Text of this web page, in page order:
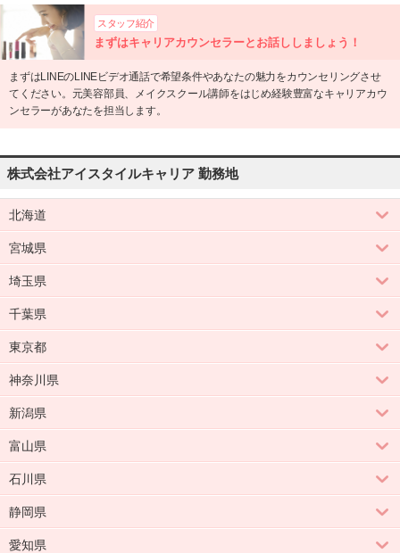
スタッフ紹介
まずはキャリアカウンセラーとお話ししましょう！
まずはLINEのLINEビデオ通話で希望条件やあなたの魅力をカウンセリングさせ
てください。元美容部員、メイクスクール講師をはじめ経験豊富なキャリアカウ
ンセラーがあなたを担当します。
株式会社アイスタイルキャリア 勤務地
北海道
宮城県
埼玉県
千葉県
東京都
神奈川県
新潟県
富山県
石川県
静岡県
愛知県